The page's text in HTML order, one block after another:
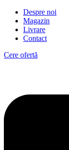
Despre noi
Magazin
Livrare
Contact
Cere ofertă